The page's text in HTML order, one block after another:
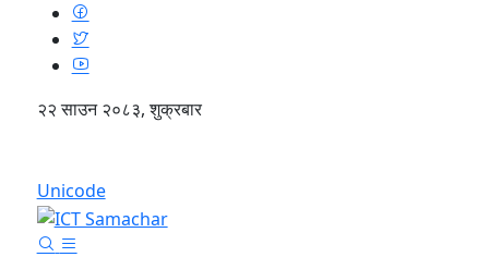
२२ साउन २०८३, शुक्रबार
Unicode